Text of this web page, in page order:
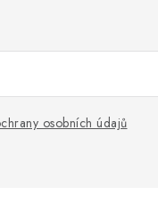
osobních údajů